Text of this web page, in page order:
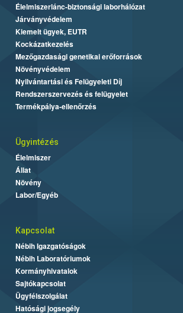
Élelmiszerlánc-biztonsági laborhálózat
Járványvédelem
Kiemelt ügyek, EUTR
Kockázatkezelés
Mezőgazdasági genetikai erőforrások
Növényvédelem
Nyilvántartási és Felügyeleti Díj
Rendszerszervezés és felügyelet
Termékpálya-ellenőrzés
Ügyintézés
Élelmiszer
Állat
Növény
Labor/Egyéb
Kapcsolat
Nébih Igazgatóságok
Nébih Laboratóriumok
Kormányhivatalok
Sajtókapcsolat
Ügyfélszolgálat
Hatósági jogsegély